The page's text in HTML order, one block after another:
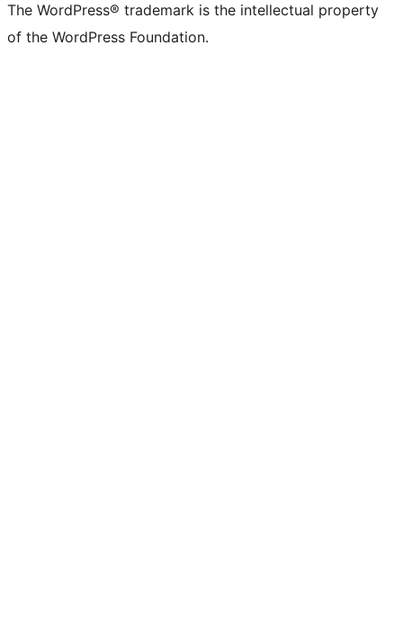
The WordPress® trademark is the intellectual property
of the WordPress Foundation.